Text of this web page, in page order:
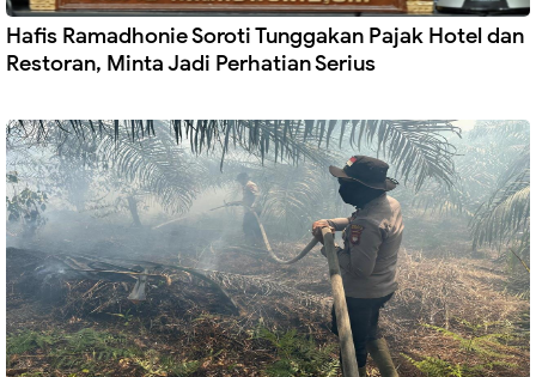
Hafis Ramadhonie Soroti Tunggakan Pajak Hotel dan
Restoran, Minta Jadi Perhatian Serius